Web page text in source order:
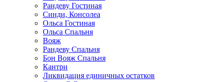
Рандеву Гостиная
Синди, Консолеа
Ольса Гостиная
Ольса Спальня
Вояж
Рандеву Спальня
Бон Вояж Спальня
Кантри
Ликвидация единичных остатков